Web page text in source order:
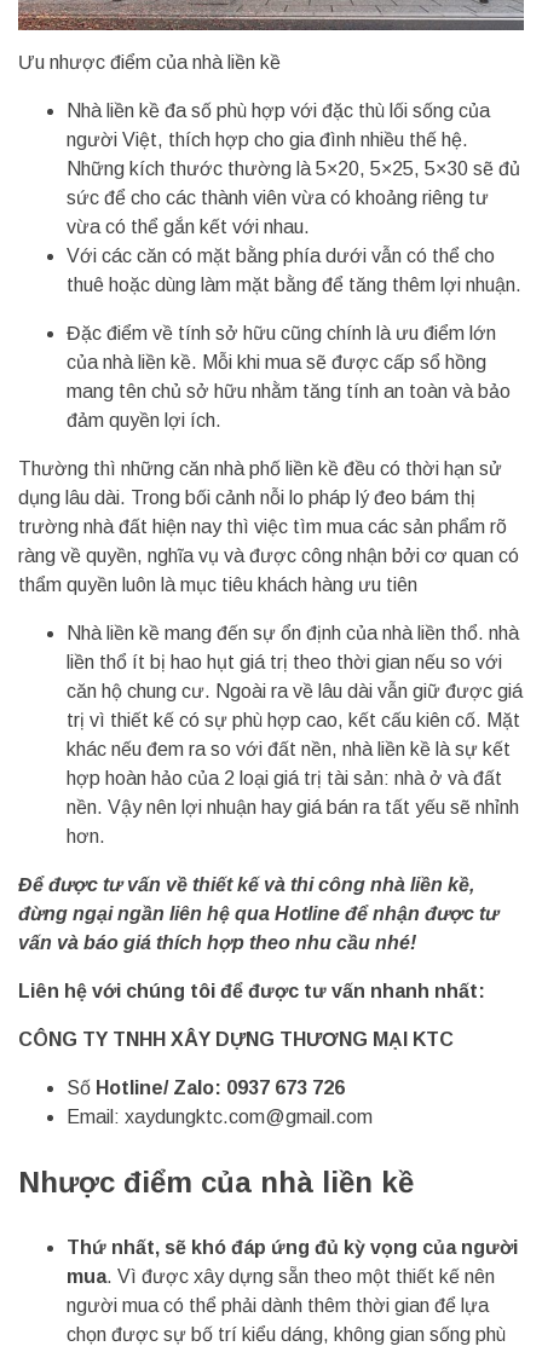
Ưu nhược điểm của nhà liền kề
Nhà liền kề đa số phù hợp với đặc thù lối sống của
người Việt, thích hợp cho gia đình nhiều thế hệ.
Những kích thước thường là 5×20, 5×25, 5×30 sẽ đủ
sức để cho các thành viên vừa có khoảng riêng tư
vừa có thể gắn kết với nhau.
Với các căn có mặt bằng phía dưới vẫn có thể cho
thuê hoặc dùng làm mặt bằng để tăng thêm lợi nhuận.
Đặc điểm về tính sở hữu cũng chính là ưu điểm lớn
của nhà liền kề. Mỗi khi mua sẽ được cấp sổ hồng
mang tên chủ sở hữu nhằm tăng tính an toàn và bảo
đảm quyền lợi ích.
Thường thì những căn nhà phố liền kề đều có thời hạn sử
dụng lâu dài. Trong bối cảnh nỗi lo pháp lý đeo bám thị
trường nhà đất hiện nay thì việc tìm mua các sản phẩm rõ
ràng về quyền, nghĩa vụ và được công nhận bởi cơ quan có
thẩm quyền luôn là mục tiêu khách hàng ưu tiên
Nhà liền kề mang đến sự ổn định của nhà liền thổ. nhà
liền thổ ít bị hao hụt giá trị theo thời gian nếu so với
căn hộ chung cư. Ngoài ra về lâu dài vẫn giữ được giá
trị vì thiết kế có sự phù hợp cao, kết cấu kiên cố. Mặt
khác nếu đem ra so với đất nền, nhà liền kề là sự kết
hợp hoàn hảo của 2 loại giá trị tài sản: nhà ở và đất
nền. Vậy nên lợi nhuận hay giá bán ra tất yếu sẽ nhỉnh
hơn.
Để được tư vấn về thiết kế và thi công nhà liền kề,
đừng ngại ngần liên hệ qua Hotline để nhận được tư
vấn và báo giá thích hợp theo nhu cầu nhé!
Liên hệ với chúng tôi để được tư vấn nhanh nhất:
CÔNG TY TNHH XÂY DỰNG THƯƠNG MẠI KTC
Số Hotline/ Zalo: 0937 673 726
Email: xaydungktc.com@gmail.com
Nhược điểm của nhà liền kề
Thứ nhất, sẽ khó đáp ứng đủ kỳ vọng của người
mua. Vì được xây dựng sẵn theo một thiết kế nên
người mua có thể phải dành thêm thời gian để lựa
chọn được sự bố trí kiểu dáng, không gian sống phù